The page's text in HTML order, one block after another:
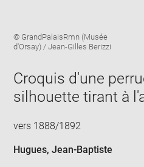
Image
caption:
© GrandPalaisRmn (Musée
d'Orsay) / Jean-Gilles Berizzi
Croquis d'une
silhouette tirant à
vers 1888/1892
Hugues, Jean-Baptiste